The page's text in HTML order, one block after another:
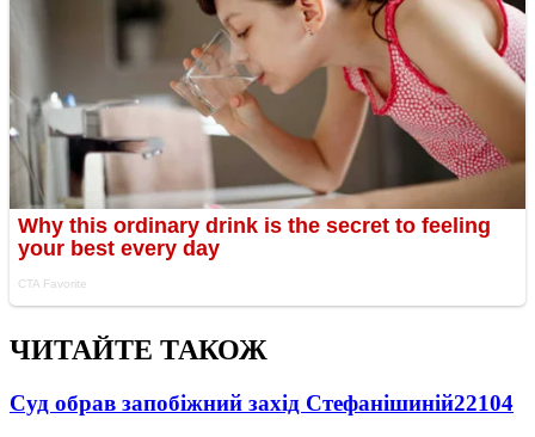
ЧИТАЙТЕ ТАКОЖ
Суд обрав запобіжний захід Стефанішиній22104